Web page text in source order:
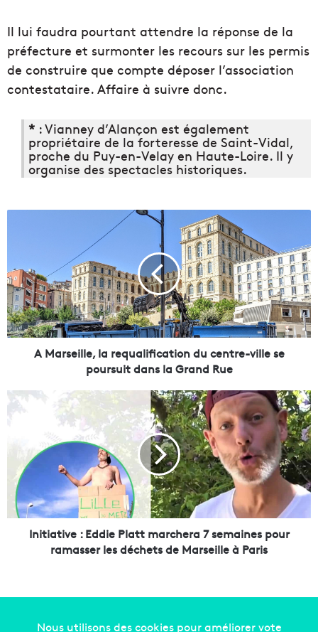
Il lui faudra pourtant attendre la réponse de la
préfecture et surmonter les recours sur les permis
de construire que compte déposer l’association
contestataire. Affaire à suivre donc.
* : Vianney d’Alançon est également
propriétaire de la forteresse de Saint-Vidal,
proche du Puy-en-Velay en Haute-Loire. Il y
organise des spectacles historiques.
s
e
i
l
l
a
f
A Marseille, la requalification du centre-ville se
poursuit dans la Grand Rue
I
n
v
Initiative : Eddie Platt marchera 7 semaines pour
ramasser les déchets de Marseille à Paris